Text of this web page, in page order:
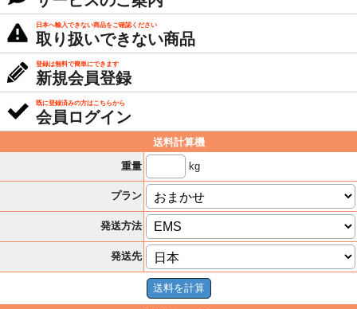
日本へ輸入できない商品をご確認ください
取り扱いできない商品
登録は無料で簡単にできます
新規会員登録
既に登録済みの方はこちらから
会員ログイン
送料計算機
重量
kg
プラン
発送方法
発送先